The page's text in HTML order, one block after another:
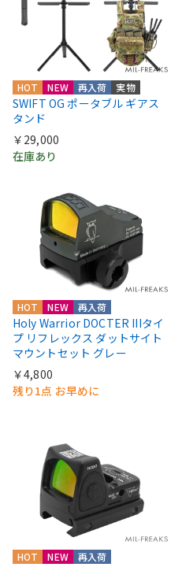
HOT NEW 再入荷 実物
SWIFT OG ポータブル ギアス
タンド
￥29,000
在庫あり
HOT NEW 再入荷
Holy Warrior DOCTER IIIタイ
プ リフレックス ダットサイト
マウントセット グレー
￥4,800
残り1点 お早めに
HOT NEW 再入荷